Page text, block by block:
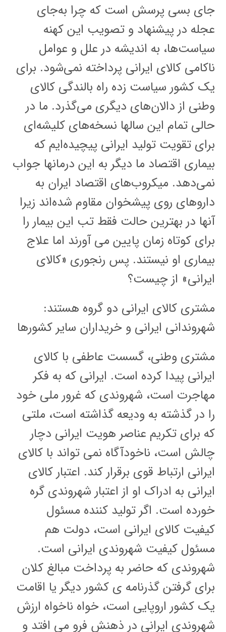
جای بسی پرسش است که چرا به‌جای
عجله در پیشنهاد و تصویب این کهنه
سیاست‌ها، به اندیشه در علل و عوامل
ناکامی کالای ایرانی پرداخته نمی‌شود. برای
یک کشور سیاست زده راه بالندگی کالای
وطنی از دالان‌های دیگری می‌گذرد. ما در
حالی تمام این سالها نسخه‌های کلیشه‌ای
برای تقویت تولید ایرانی پیچیده‌ایم که
بیماری اقتصاد ما دیگر به این درمانها جواب
نمی‌دهد. میکروب‌های اقتصاد ایران به
داروهای روی پیشخوان مقاوم شده‌اند زیرا
آنها در بهترین حالت فقط تب این بیمار را
برای کوتاه زمان پایین می آورند اما علاج
بیماری او نیستند. پس رنجوری «کالای
ایرانی» از چیست؟
مشتری کالای ایرانی دو گروه هستند:
شهروندانی ایرانی و خریداران سایر کشورها
مشتری وطنی، گسست عاطفی با کالای
ایرانی پیدا کرده است. ایرانی که به فکر
مهاجرت است، شهروندی که غرور ملی خود
را در گذشته به ودیعه گذاشته است، ملتی
که برای تکریم عناصر هویت ایرانی دچار
چالش است، ناخودآگاه نمی تواند با کالای
ایرانی ارتباط قوی برقرار کند. اعتبار کالای
ایرانی به ادراک او از اعتبار شهروندی گره
خورده است. اگر تولید کننده مسئول
کیفیت کالای ایرانی است، دولت هم
مسئول کیفیت شهروندی ایرانی است.
شهروندی که حاضر به پرداخت مبالغ کلان
برای گرفتن گذرنامه ی کشور دیگر یا اقامت
یک کشور اروپایی است، خواه ناخواه ارزش
شهروندی ایرانی در ذهنش فرو می افتد و